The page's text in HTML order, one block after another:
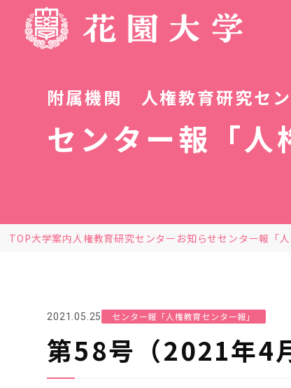
附属機関 人権教育研究セ
センター報「人
TOP大学案内人権教育研究センター お知らせセンター報「
2021.05.25 センター報「人権教育センター報」
第58号（2021年4